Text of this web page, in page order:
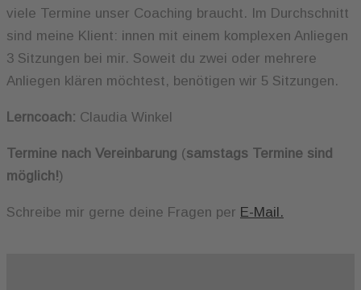
viele Termine unser Coaching braucht. Im Durchschnitt
sind meine Klient: innen mit einem komplexen Anliegen
3 Sitzungen bei mir. Soweit du zwei oder mehrere
Anliegen klären möchtest, benötigen wir 5 Sitzungen.
Lerncoach: Claudia Winkel
Termine nach Vereinbarung (samstags Termine sind
möglich!)
Schreibe mir gerne deine Fragen per E-Mail.